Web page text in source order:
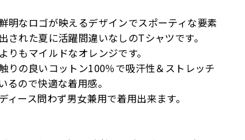
明なロゴが映えるデザインでスポーティな要素
された夏に活躍間違いなしのTシャツです。
りもマイルドなオレンジです。
りの良いコットン100％で吸汗性＆ストレッチ
るので快適な着用感。
ィース問わず男女兼用で着用出来ます。